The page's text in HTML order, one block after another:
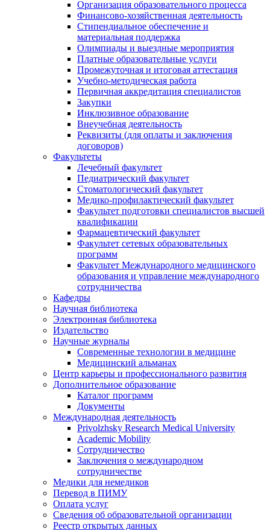
Организация образовательного процесса
Финансово-хозяйственная деятельность
Стипендиальное обеспечение и
материальная поддержка
Олимпиады и выездные мероприятия
Платные образовательные услуги
Промежуточная и итоговая аттестация
Учебно-методическая работа
Первичная аккредитация специалистов
Закупки
Инклюзивное образование
Внеучебная деятельность
Реквизиты (для оплаты и заключения
договоров)
Факультеты
Лечебный факультет
Педиатрический факультет
Стоматологический факультет
Медико-профилактический факультет
Факультет подготовки специалистов высшей
квалификации
Фармацевтический факультет
Факультет сетевых образовательных
программ
Факультет Международного медицинского
образования и управление международного
сотрудничества
Кафедры
Научная библиотека
Электронная библиотека
Издательство
Научные журналы
Современные технологии в медицине
Медицинский альманах
Центр карьеры и профессионального развития
Дополнительное образование
Каталог программ
Документы
Международная деятельность
Privolzhsky Research Medical University
Academic Mobility
Сотрудничество
Заключения о международном
сотрудничестве
Медики для немедиков
Перевод в ПИМУ
Оплата услуг
Сведения об образовательной организации
Реестр открытых данных